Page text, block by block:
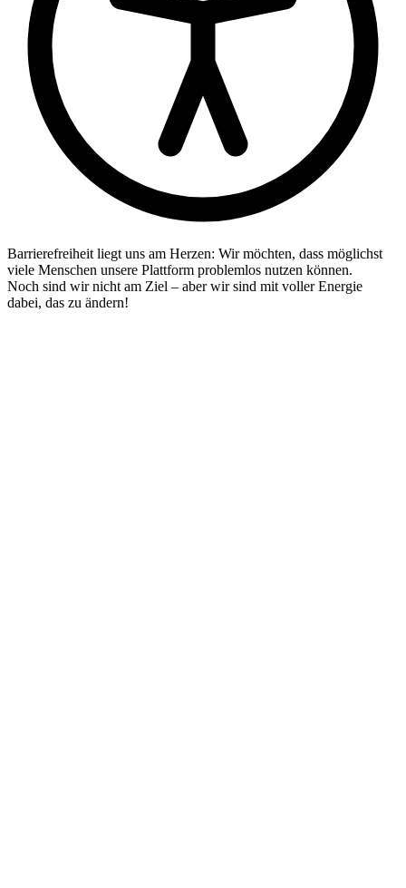
Barrierefreiheit liegt uns am Herzen: Wir möchten, dass möglichst
viele Menschen unsere Plattform problemlos nutzen können.
Noch sind wir nicht am Ziel – aber wir sind mit voller Energie
dabei, das zu ändern!